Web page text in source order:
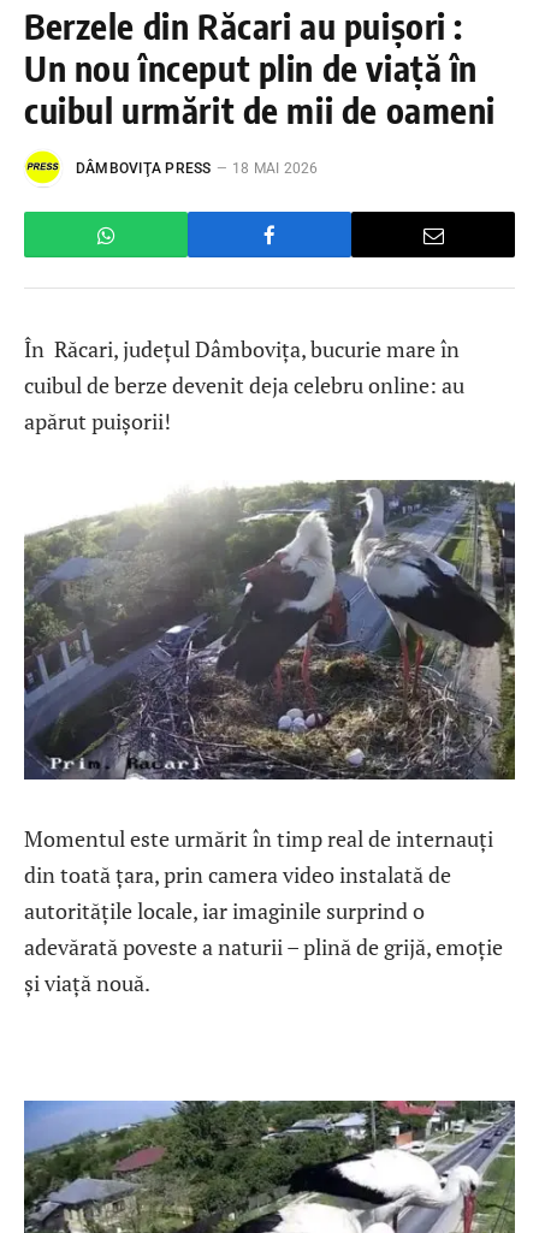
Berzele din Răcari au puișori :
Un nou început plin de viață în
cuibul urmărit de mii de oameni
DÂMBOVIŢA PRESS 18 MAI 2026
În Răcari, județul Dâmbovița, bucurie mare în
cuibul de berze devenit deja celebru online: au
apărut puișorii!
Momentul este urmărit în timp real de internauți
din toată țara, prin camera video instalată de
autoritățile locale, iar imaginile surprind o
adevărată poveste a naturii – plină de grijă, emoție
și viață nouă.